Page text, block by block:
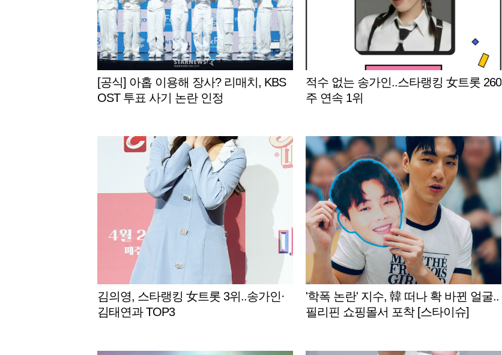
[공식] 아홉 이용해 장사? 리매치, KBS
OST 투표 사기 논란 인정
적수 없는 송가인..스타랭킹 女트롯 260
주 연속 1위
김의영, 스타랭킹 女트롯 3위..송가인·
김태연과 TOP3
'학폭 논란' 지수, 韓 떠나 확 바뀐 얼굴..
필리핀 쇼핑몰서 포착 [스타이슈]